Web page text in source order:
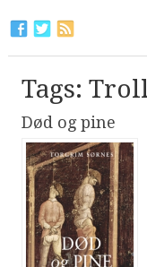
Tags:
Død og pine